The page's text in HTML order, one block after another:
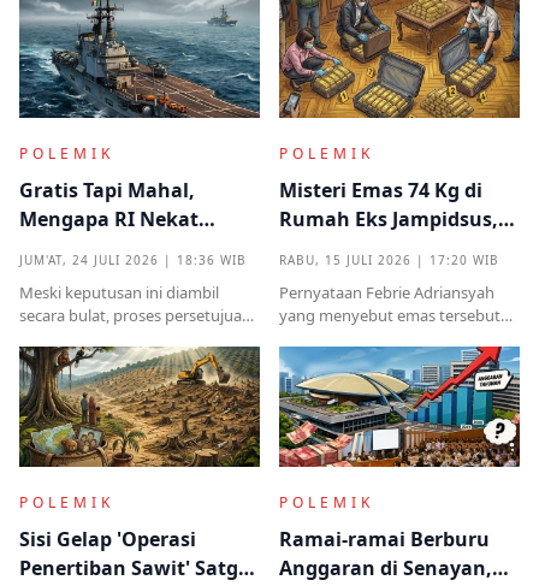
identitas ataupun menjelaskan
dari instansi mana.
melainkan implikasinya yang
sangat destruktif bagi kualitas
demokrasi
POLEMIK
Gratis Tapi Mahal,
Mengapa RI Nekat
Induk Tua Italia?
JUM'AT, 24 JULI 2026 | 18:36 WIB
Meski keputusan ini diambil
secara bulat, proses persetujuan
kritik tajam terkait prosedur yang
mendadak serta kekhawatiran
akan beban anggaran
POLEMIK
Misteri Emas 74 Kg di
Rumah Eks Jampidsus,
RABU, 15 JULI 2026 | 17:20 WIB
Pernyataan Febrie Adriansyah
yang menyebut emas tersebut
menjadi titik penting dalam
proses pembuktian
POLEMIK
Sisi Gelap 'Operasi
Penertiban Sawit' Satgas
POLEMIK
Ramai-ramai Berburu
Anggaran di Senayan,